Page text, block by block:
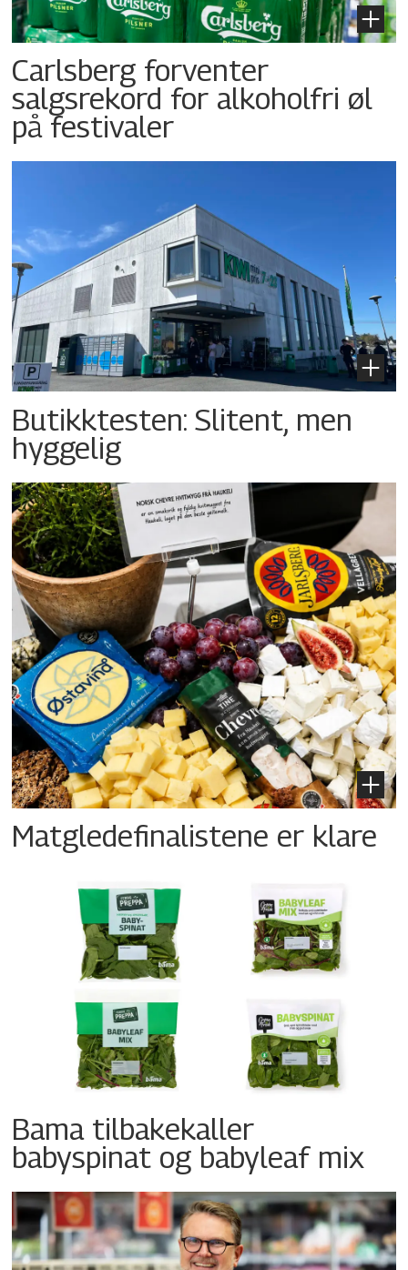
Carlsberg forventer
salgsrekord for alkoholfri øl
på festivaler
Butikktesten: Slitent, men
hyggelig
Matgledefinalistene er klare
Bama tilbakekaller
babyspinat og babyleaf mix